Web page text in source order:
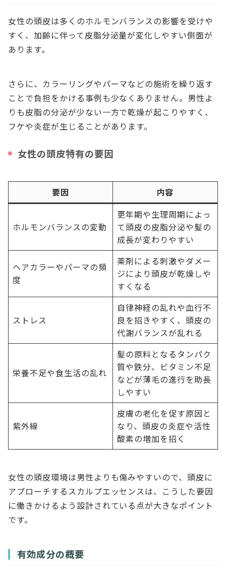
女性の頭皮は多くのホルモンバランスの影響を受けや
すく、加齢に伴って皮脂分泌量が変化しやすい側面が
あります。
さらに、カラーリングやパーマなどの施術を繰り返す
ことで負担をかける事例も少なくありません。男性よ
りも皮脂の分泌が少ない一方で乾燥が起こりやすく、
フケや炎症が生じることがあります。
女性の頭皮特有の要因
要因 内容
ホルモンバランスの変動
更年期や生理周期によっ
て頭皮の皮脂分泌や髪の
成長が変わりやすい
ヘアカラーやパーマの頻
度
薬剤による刺激やダメー
ジにより頭皮が乾燥しや
すくなる
ストレス
自律神経の乱れや血行不
良を招きやすく、頭皮の
代謝バランスが乱れる
栄養不足や食生活の乱れ
髪の原料となるタンパク
質や鉄分、ビタミン不足
などが薄毛の進行を助長
しやすい
紫外線
皮膚の老化を促す原因と
なり、頭皮の炎症や活性
酸素の増加を招く
女性の頭皮環境は男性よりも傷みやすいので、頭皮に
アプローチするスカルプエッセンスは、こうした要因
に働きかけるよう設計されている点が大きなポイント
です。
有効成分の概要